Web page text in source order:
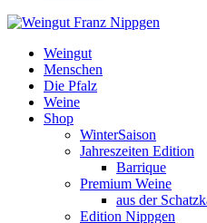
Weingut
Menschen
Die Pfalz
Weine
Shop
WinterSaison
Jahreszeiten Edition
Barrique
Premium Weine
aus der
Edition Nippgen